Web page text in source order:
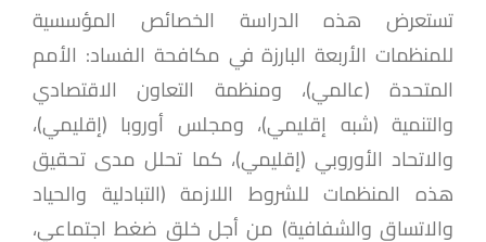
تستعرض هذه الدراسة الخصائص المؤسسية
للمنظمات الأربعة البارزة في مكافحة الفساد: الأمم
المتحدة (عالمي)، ومنظمة التعاون الاقتصادي
والتنمية (شبه إقليمي)، ومجلس أوروبا (إقليمي)،
والاتحاد الأوروبي (إقليمي)، كما تحلل مدى تحقيق
هذه المنظمات للشروط اللازمة (التبادلية والحياد
والاتساق والشفافية) من أجل خلق ضغط اجتماعي،